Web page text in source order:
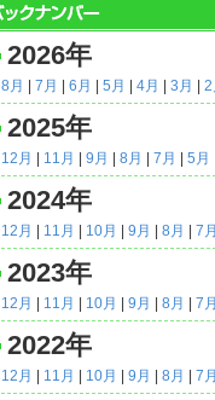
2026年
8月 7月 6月 5月 4月 3月 2
2025年
12月 11月 9月 8月 7月 5月
2024年
12月 11月 10月 9月 8月 7
2023年
12月 11月 10月 9月 8月 7
2022年
12月 11月 10月 9月 8月 7